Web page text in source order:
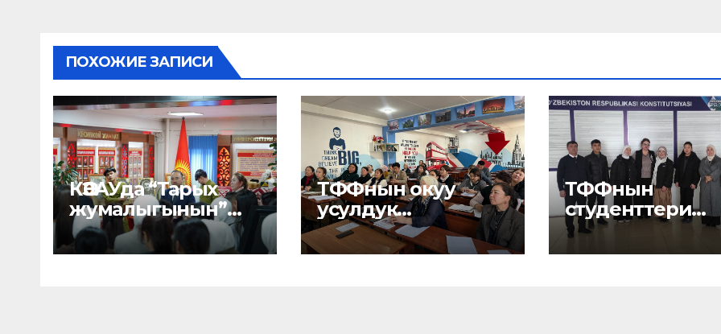
ПОХОЖИЕ ЗАПИСИ
КӨЭАУда “Тарых
жумалыгынын”
расмий ачылышы
өттү
ТФФнын окуу
усулдук
кеңешинин
кезектеги
ТФФнын
студенттери
Андижанда